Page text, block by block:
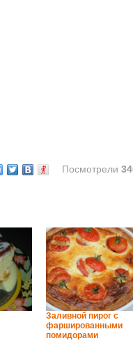
Посмотрели
Заливной пирог с
фаршированными
помидорами